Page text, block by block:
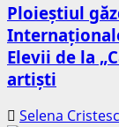
Ploieștiul
Elevii de la
artiști
Selena